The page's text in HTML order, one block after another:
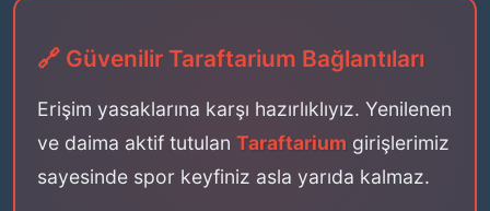
🔗 Güvenilir Taraftarium Bağlantıları
Erişim yasaklarına karşı hazırlıklıyız. Yenilenen
ve daima aktif tutulan Taraftarium girişlerimiz
sayesinde spor keyfiniz asla yarıda kalmaz.